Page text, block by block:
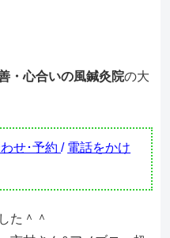
・心合いの風鍼灸院の大
せ･予約/ 電話をかけ
た＾＾